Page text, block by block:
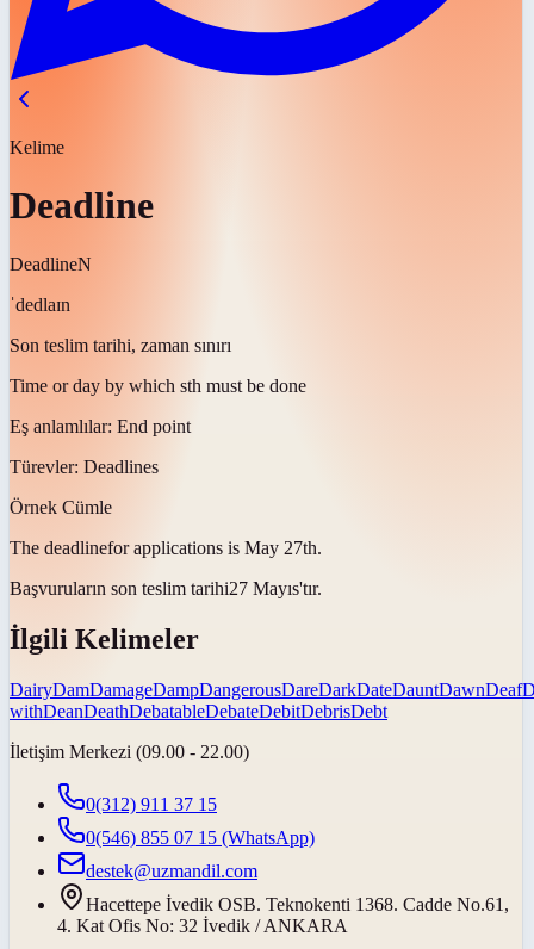
Kelime
Deadline
DeadlineN
ˈdedlaɪn
Son teslim tarihi, zaman sınırı
Time or day by which sth must be done
Eş anlamlılar: End point
Türevler: Deadlines
Örnek Cümle
The deadlinefor applications is May 27th.
Başvuruların son teslim tarihi27 Mayıs'tır.
İlgili Kelimeler
DairyDamDamageDampDangerousDareDarkDateDauntDawnDeaf
withDeanDeathDebatableDebateDebitDebrisDebt
İletişim Merkezi (09.00 - 22.00)
0(312) 911 37 15
0(546) 855 07 15 (WhatsApp)
destek@uzmandil.com
Hacettepe İvedik OSB. Teknokenti 1368. Cadde No.61,
4. Kat Ofis No: 32 İvedik / ANKARA